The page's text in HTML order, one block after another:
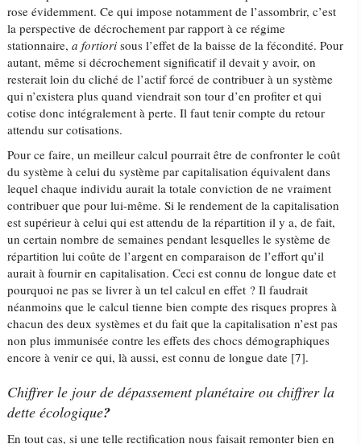
rose évidemment. Ce qui impose notamment de l’assombrir, c’est
la perspective de décrochement par rapport à ce régime
stationnaire,a fortiori sous l’effet de la baisse de la fécondité. Pour
autant, même si décrochement significatif il devait y avoir, on
resterait loin du cliché de l’actif forcé de contribuer à un système
qui n’existera plus quand viendrait son tour d’en profiter et qui
cotise donc intégralement à perte. Il faut tenir compte du retour
attendu sur cotisations.
Pour ce faire, un meilleur calcul pourrait être de confronter le coût
du système à celui du système par capitalisation équivalent dans
lequel chaque individu aurait la totale conviction de ne vraiment
contribuer que pour lui-même. Si le rendement de la capitalisation
est supérieur à celui qui est attendu de la répartition il y a, de fait,
un certain nombre de semaines pendant lesquelles le système de
répartition lui coûte de l’argent en comparaison de l’effort qu’il
aurait à fournir en capitalisation. Ceci est connu de longue date et
pourquoi ne pas se livrer à un tel calcul en effet ? Il faudrait
néanmoins que le calcul tienne bien compte des risques propres à
chacun des deux systèmes et du fait que la capitalisation n’est pas
non plus immunisée contre les effets des chocs démographiques
encore à venir ce qui, là aussi, est connu de longue date [7].
Chiffrer le jour de dépassement planétaire ou chiffrer la
dette écologique?
En tout cas, si une telle rectification nous faisait remonter bien en